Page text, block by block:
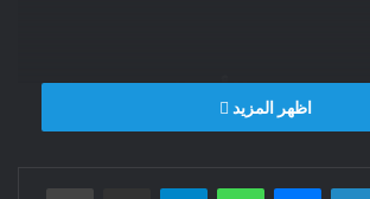
: حرية الأوطان في فكر
اظهر المزيد
لينكدإن ماسنجر واتساب تيلقرام مشاركة عبر البريد طباعة